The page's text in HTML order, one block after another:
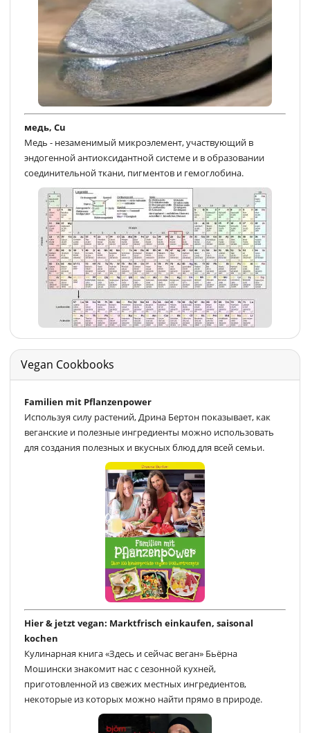
медь, Cu
Медь - незаменимый микроэлемент, участвующий в
эндогенной антиоксидантной системе и в образовании
соединительной ткани, пигментов и гемоглобина.
Vegan Cookbooks
Familien mit Pflanzenpower
Используя силу растений, Дрина Бертон показывает, как
веганские и полезные ингредиенты можно использовать
для создания полезных и вкусных блюд для всей семьи.
Hier & jetzt vegan: Marktfrisch einkaufen, saisonal
kochen
Кулинарная книга «Здесь и сейчас веган» Бьёрна
Мошински знакомит нас с сезонной кухней,
приготовленной из свежих местных ингредиентов,
некоторые из которых можно найти прямо в природе.